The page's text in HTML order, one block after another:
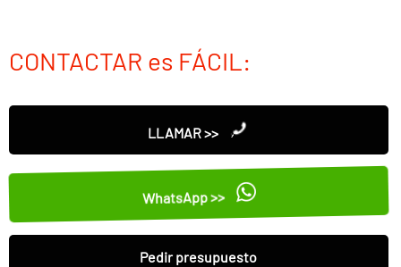
CONTACTAR es FÁCIL:
LLAMAR >>
WhatsApp >>
Pedir presupuesto